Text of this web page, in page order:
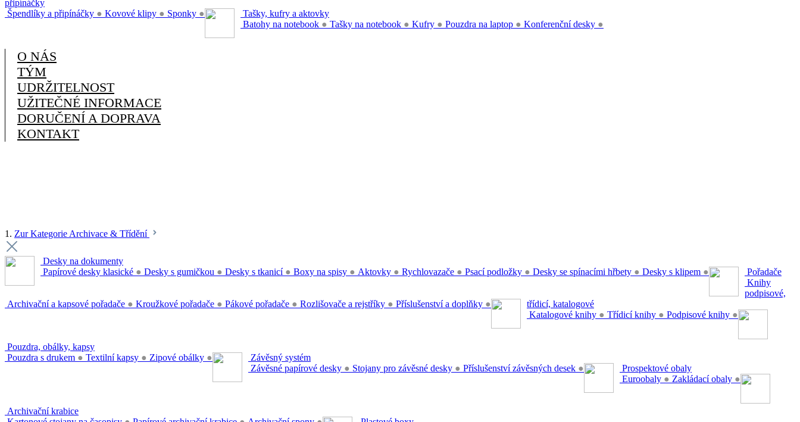
připínáčky
Špendlíky a připínáčky ● Kovové klipy ● Sponky ●
Tašky, kufry a aktovky
Batohy na notebook ● Tašky na notebook ● Kufry ● Pouzdra na laptop ● Konferenční desky ●
O NÁS
TÝM
UDRŽITELNOST
UŽITEČNÉ INFORMACE
DORUČENÍ A DOPRAVA
KONTAKT
1. Zur Kategorie Archivace & Třídění
Desky na dokumenty
Papírové desky klasické ● Desky s gumičkou ● Desky s tkanicí ● Boxy na spisy ● Aktovky ● Rychlovazače ● Psací podložky ● Desky se spínacími hřbety ● Desky s klipem ● Pořadače
Archivační a kapsové pořadače ● Kroužkové pořadače ● Pákové pořadače ● Rozlišovače a rejstříky ● Příslušenství a doplňky ●
Knihy
podpisové,
třídicí, katalogové
Katalogové knihy ● Třídicí knihy ● Podpisové knihy ●
Pouzdra, obálky, kapsy
Pouzdra s drukem ● Textilní kapsy ● Zipové obálky ●
Závěsný systém
Závěsné papírové desky ● Stojany pro závěsné desky ● Příslušenství závěsných desek ●
Prospektové obaly
Euroobaly ● Zakládací obaly ●
Archivační krabice